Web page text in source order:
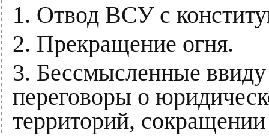
1. Отвод ВСУ с
2. Прекращение огня.
3. Бессмысленные ввиду
переговоры о
территорий,